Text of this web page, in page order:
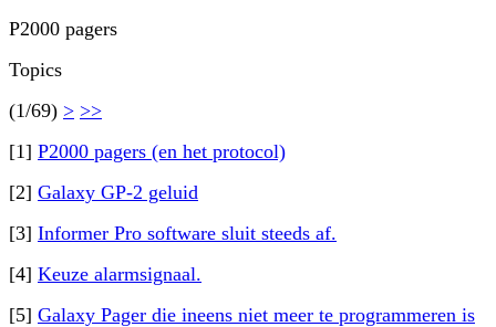
P2000 pagers
Topics
(1/69) > >>
[1] P2000 pagers (en het protocol)
[2] Galaxy GP-2 geluid
[3] Informer Pro software sluit steeds af.
[4] Keuze alarmsignaal.
[5] Galaxy Pager die ineens niet meer te programmeren is